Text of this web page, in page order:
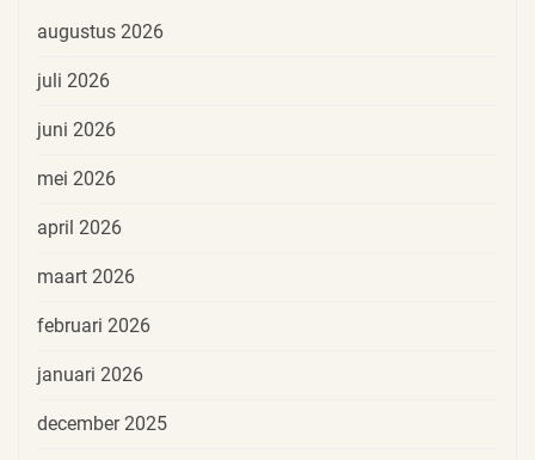
augustus 2026
juli 2026
juni 2026
mei 2026
april 2026
maart 2026
februari 2026
januari 2026
december 2025